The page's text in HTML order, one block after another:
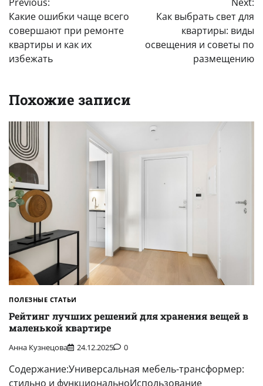
по
записям
Какие ошибки чаще всего
совершают при ремонте
квартиры и как их
избежать
Как выбрать свет для
квартиры: виды
освещения и советы по
размещению
Похожие записи
ПОЛЕЗНЫЕ СТАТЬИ
Рейтинг лучших решений для хранения вещей в
маленькой квартире
Анна Кузнецова 24.12.2025 0
Содержание:Универсальная мебель-трансформер:
стильно и функциональноИспользование